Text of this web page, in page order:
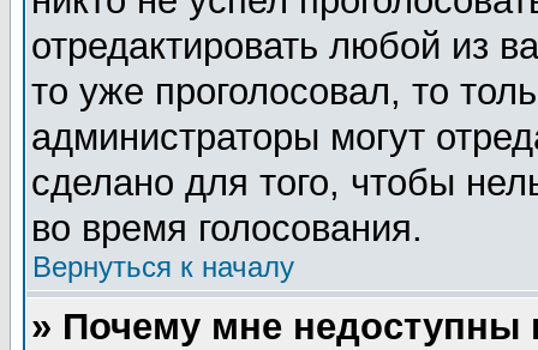
отредактировать любой из
то уже проголосовал, то
администраторы могут
сделано для того, чтобы
во время голосования.
Вернуться к началу
» Почему мне